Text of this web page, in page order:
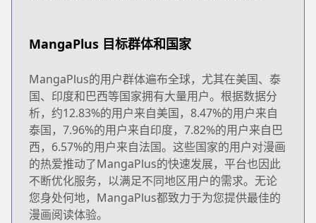
MangaPlus 目标群体和国家
MangaPlus的用户群体遍布全球，尤其在美国、泰
国、印度和巴西等国家拥有大量用户。根据数据分
析，约12.83%的用户来自美国，8.47%的用户来自
泰国，7.96%的用户来自印度，7.82%的用户来自巴
西，6.57%的用户来自法国。这些国家的用户对漫画
的热爱推动了MangaPlus的快速发展，平台也因此
不断优化服务，以满足不同地区用户的需求。无论
您身处何地，MangaPlus都致力于为您提供最佳的
漫画阅读体验。